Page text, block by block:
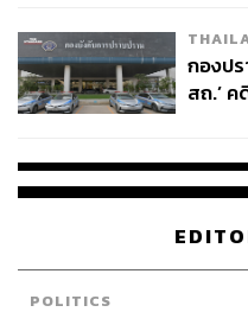
ไอเดียใ
กองป
สถ.’
POLITICS